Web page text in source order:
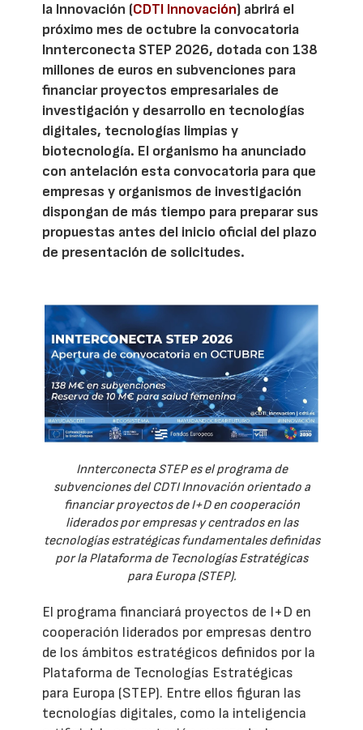
la Innovación (CDTI Innovación) abrirá el
próximo mes de octubre la convocatoria
Innterconecta STEP 2026, dotada con 138
millones de euros en subvenciones para
financiar proyectos empresariales de
investigación y desarrollo en tecnologías
digitales, tecnologías limpias y
biotecnología. El organismo ha anunciado
con antelación esta convocatoria para que
empresas y organismos de investigación
dispongan de más tiempo para preparar sus
propuestas antes del inicio oficial del plazo
de presentación de solicitudes.
Innterconecta STEP es el programa de
subvenciones del CDTI Innovación orientado a
financiar proyectos de I+D en cooperación
liderados por empresas y centrados en las
tecnologías estratégicas fundamentales definidas
por la Plataforma de Tecnologías Estratégicas
para Europa (STEP).
El programa financiará proyectos de I+D en
cooperación liderados por empresas dentro
de los ámbitos estratégicos definidos por la
Plataforma de Tecnologías Estratégicas
para Europa (STEP). Entre ellos figuran las
tecnologías digitales, como la inteligencia